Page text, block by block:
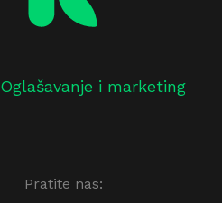
Oglašavanje i marketing
Pratite nas: